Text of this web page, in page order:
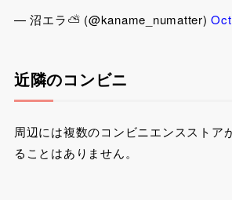
— 沼エラ⛅ (@kaname_numatter)
近隣のコンビニ
周辺には複数のコンビニエンスストア
ることはありません。